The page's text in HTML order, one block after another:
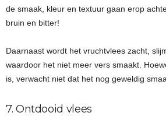
de smaak, kleur en textuur gaan erop
bruin en bitter!
Daarnaast wordt het vruchtvlees zacht,
waardoor het niet meer vers smaakt.
is, verwacht niet dat het nog geweldig
7. Ontdooid vlees